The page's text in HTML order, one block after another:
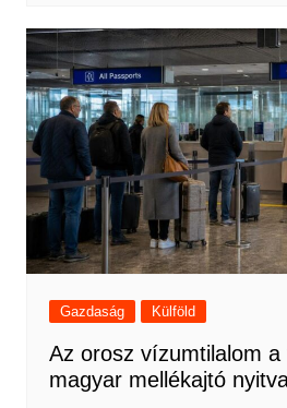
Gazdaság Külföld
Az orosz vízumtilalom
magyar mellékajtó